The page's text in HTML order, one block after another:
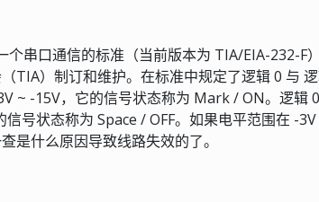
个串口通信的标准（当前版本为 TIA/EIA-232-F
TIA）制订和维护。在标准中规定了逻辑 0 与
~ -15V，它的信号状态称为 Mark / ON。逻辑
信号状态称为 Space / OFF。如果电平范围在 -
是什么原因导致线路失效的了。